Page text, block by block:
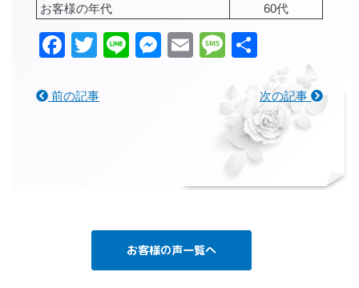
お客様の年代
60代
Facebook
Twitter
LineMessenger
EmailMessage
有
前の記事 次の記事
お客様の声一覧へ